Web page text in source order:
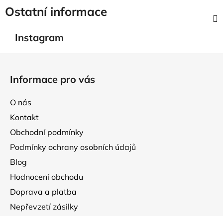
Ostatní informace
Instagram
Informace pro vás
O nás
Kontakt
Obchodní podmínky
Podmínky ochrany osobních údajů
Blog
Hodnocení obchodu
Doprava a platba
Nepřevzetí zásilky